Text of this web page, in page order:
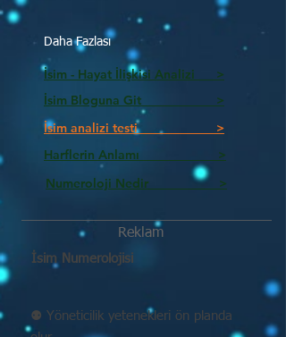
Daha Fazlası
İsim - Hayat İlişkisi Analizi >
İsim Bloguna Git >
İsim analizi testi >
Harflerin Anlamı >
Numeroloji Nedir_________ >
Reklam
İsim Numerolojisi
⚉ Yöneticilik yetenekleri ön planda